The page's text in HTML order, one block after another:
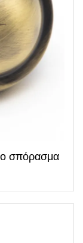
σπόρασμα